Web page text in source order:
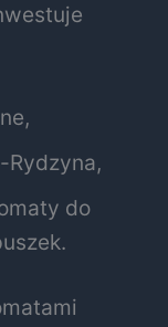
Rydzyna,
do